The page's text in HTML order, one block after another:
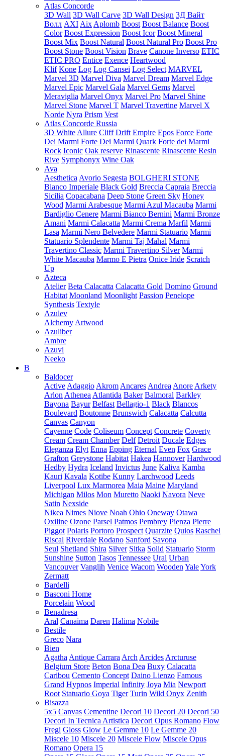
Atlas Concorde
3D Wall 3D Wall Carve 3D Wall Design 3Д Вайт
Волл AXI Aix Aplomb Boost Boost Balance Boost
Color Boost Expression Boost Icor Boost Mineral
Boost Mix Boost Natural Boost Natural Pro Boost Pro
Boost Stone Boost Vision Brave Canone Inverso ETIC
ETIC PRO Entice Exence Heartwood
Klif Kone Log Log Cansei Log Select MARVEL
Marvel 3D Marvel Diva Marvel Dream Marvel Edge
Marvel Epic Marvel Gala Marvel Gems Marvel
Meraviglia Marvel Onyx Marvel Pro Marvel Shine
Marvel Stone Marvel T Marvel Travertine Marvel X
Norde Nyra Prism Vest
Atlas Concorde Russia
3D White Allure Cliff Drift Empire Epos Force Forte
Dei Marmi Forte Dei Marmi Quark Forte dei Marmi
Rock Iconic Oak reserve Rinascente Rinascente Resin
Rive Symphonyx Wine Oak
Ava
Aesthetica Avorio Segesta BOLGHERI STONE
Bianco Imperiale Black Gold Breccia Capraia Breccia
Sicilia Copacabana Deep Stone Green Sky Honey
Wood Marmi Arabesque Marmi Azul Macauba Marmi
Bardiglio Cenere Marmi Bianco Bernini Marmi Bronze
Amani Marmi Calacatta Marmi Crema Marfil Marmi
Lasa Marmi Nero Belvedere Marmi Statuario Marmi
Statuario Splendente Marmi Taj Mahal Marmi
Travertino Classic Marmi Travertino Silver Marmi
White Macauba Marmo E Pietra Onice Iride Scratch
Up
Azteca
Atelier Beta Calacatta Calacatta Gold Domino Ground
Habitat Moonland Moonlight Passion Penelope
Synthesis Textyle
Azulev
Alchemy Artwood
Azuliber
Ambre
Azuvi
Neeko
B
Baldocer
Active Adaggio Akrom Ancares Andrea Anore Arkety
Arlon Athenea Atlantida Baker Balmoral Barkley
Bayona Bayur Belfast Bellagio-1 Black Blancos
Boulevard Boutonne Brunswich Calacatta Calcutta
Canvas Canyon
Cayenne Code Coliseum Concept Concrete Coverty
Cream Cream Chamber Delf Detroit Ducale Edges
Eleganza Elyt Enna Epping Eternal Even Fox Grace
Grafton Greystone Habitat Hakea Hannover Hardwood
Hedby Hydra Iceland Invictus June Kaliva Kamba
Kauri Kavala Kotibe Kunny Larchwood Leeds
Liverpool Lux Marmorea Maia Maine Maryland
Michigan Milos Mon Muretto Naoki Navora Neve
Satin Nexside
Nikea Nimes Niove Noah Ohio Oneway Otawa
Oxiline Ozone Parsel Patmos Pembrey Pienza Pierre
Piggot Polaris Portoro Prospect Quarzite Quios Raschel
Riscal Riverdale Rodano Sanford Savona
Seul Shetland Shira Silver Sitka Solid Statuario Storm
Sunshine Sutton Tasos Tennessee Ural Urban
Vancouver Vanglih Venice Wacom Wooden YaleYork
Zermatt
Bardelli
Basconi Home
Porcelain Wood
Benadresa
Aral Canaima Daren Halima Nobile
Bestile
Greco Nara
Bien
Agatha Antique Carrara Arch Arcides Arcturuse
Belgium Store Beton Bona Dea Buxy Calacatta
Caribou Cemento Concept Daino Lienzo Famous
Grand Hypnos Imperial Infinity Joya Mia Newport
Root Statuario Goya Tiger Turin Wild Onyx Zenith
Bisazza
5x5 Canvas Cementine Decori 10 Decori 20 Decori 50
Decori In Tecnica Artistica Decori Opus Romano Flow
Fregi Gloss Glow Le Gemme 10 Le Gemme 20
Miscele 10 Miscele 20 Miscele Flow Miscele Opus
Romano Opera 15